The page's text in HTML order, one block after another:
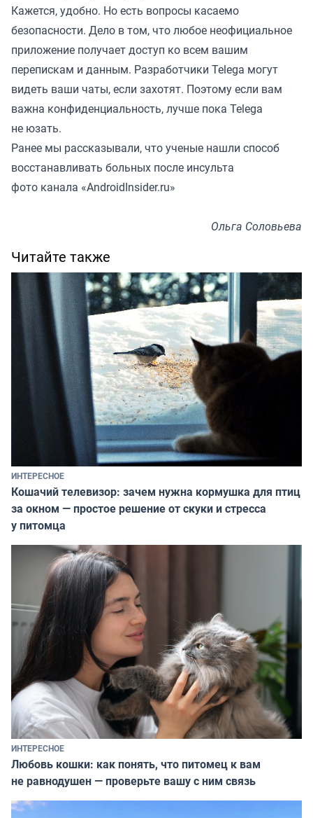
Кажется, удобно. Но есть вопросы касаемо
безопасности. Дело в том, что любое неофициальное
приложение получает доступ ко всем вашим
перепискам и данным. Разработчики Telega могут
видеть ваши чаты, если захотят. Поэтому если вам
важна конфиденциальность, лучше пока Telega
не юзать.
Ранее мы рассказывали, что ученые нашли способ
восстанавливать больных после инсульта
фото канала «AndroidInsider.ru»
Ольга Соловьева
Читайте также
ИНТЕРЕСНОЕ
Кошачий телевизор: зачем нужна кормушка для птиц
за окном — простое решение от скуки и стресса
у питомца
ИНТЕРЕСНОЕ
Любовь кошки: как понять, что питомец к вам
не равнодушен — проверьте вашу с ним связь